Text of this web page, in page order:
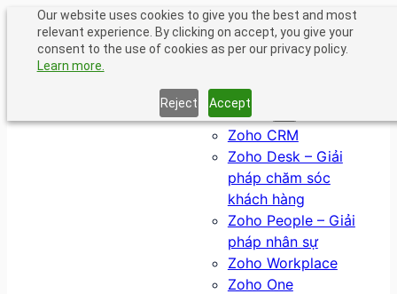
Our website uses cookies to give you the best and most
relevant experience. By clicking on accept, you give your
consent to the use of cookies as per our privacy policy.
Learn more.
Reject Accept
Chuyển
phần
Giải pháp
Zoho CRM
Zoho Desk – Giải
pháp chăm sóc
khách hàng
Zoho People – Giải
pháp nhân sự
Zoho Workplace
Zoho One